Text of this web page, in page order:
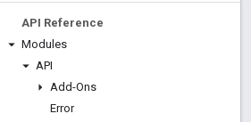
API Reference
Modules
API
Add-Ons
Error